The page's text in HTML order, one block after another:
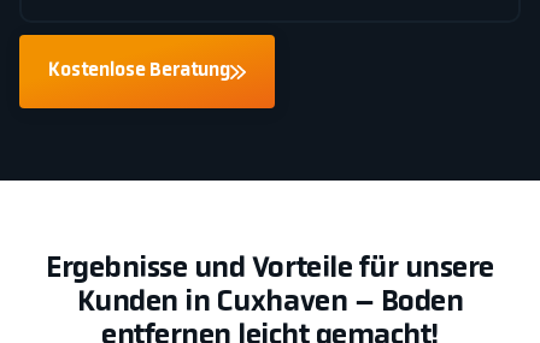
Kostenlose Beratung
Ergebnisse und Vorteile für unsere
Kunden in Cuxhaven – Boden